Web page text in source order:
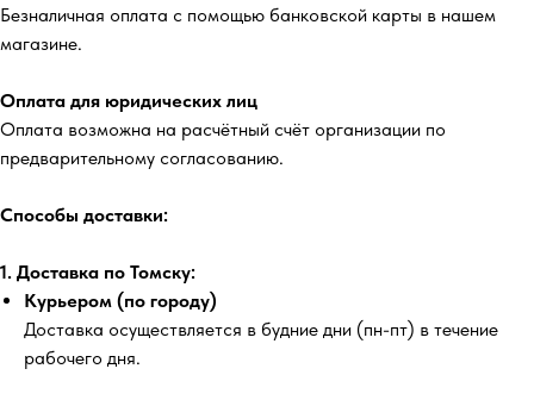
Безналичная оплата с помощью банковской карты в нашем
магазине.
Оплата для юридических лиц
Оплата возможна на расчётный счёт организации по
предварительному согласованию.
Способы доставки:
1. Доставка по Томску:
Курьером (по городу)
Доставка осуществляется в будние дни (пн-пт) в течение
рабочего дня.